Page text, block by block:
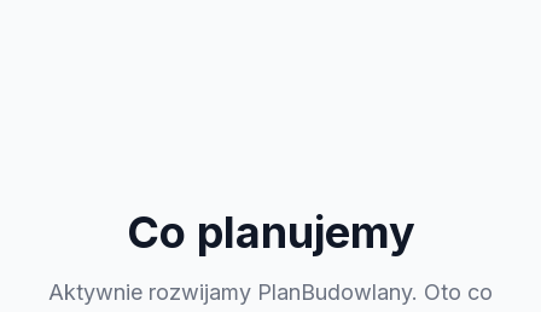
Co planujemy
Aktywnie rozwijamy PlanBudowlany. Oto co